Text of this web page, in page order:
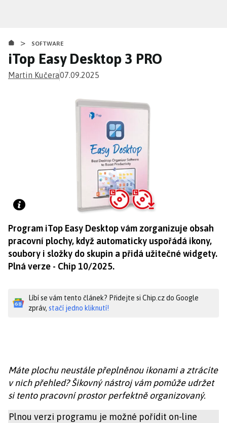
obsahu
> SOFTWARE
iTop Easy Desktop 3 PRO
Martin Kučera07.09.2025
Program iTop Easy Desktop vám zorganizuje obsah
pracovní plochy, když automaticky uspořádá ikony,
soubory i složky do skupin a přidá užitečné widgety.
Plná verze - Chip 10/2025.
Líbí se vám tento článek? Přidejte si Chip.cz do Google
zpráv, stačí jedno kliknutí!
Máte plochu neustále přeplněnou ikonami a ztrácíte
v nich přehled? Šikovný nástroj vám pomůže udržet
si tento pracovní prostor perfektně organizovaný.
Plnou verzi programu je možné pořídit on-line